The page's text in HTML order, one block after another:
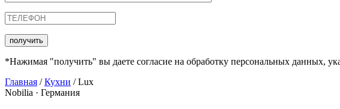
*Нажимая "получить" вы даете согласие на обработку персональных данных,
Главная /Кухни / Lux
Nobilia · Германия